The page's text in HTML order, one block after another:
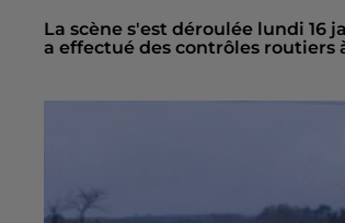
La scène s'est déroulée lundi 16
a effectué des contrôles routiers